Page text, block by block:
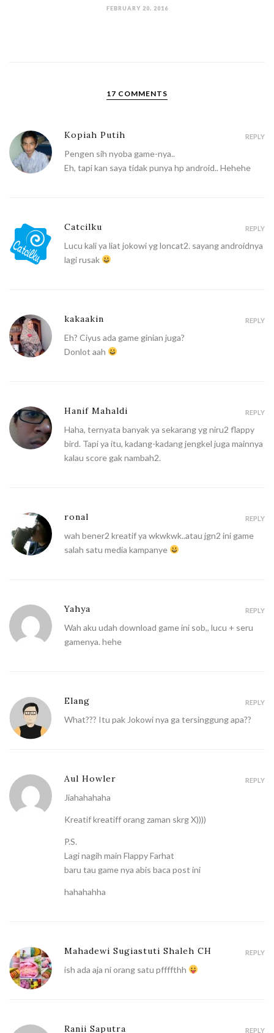
FEBRUARY 20, 2016
17 COMMENTS
Kopiah Putih
Pengen sih nyoba game-nya..
Eh, tapi kan saya tidak punya hp android.. Hehehe
REPLY
Catcilku
Lucu kali ya liat jokowi yg loncat2. sayang androidnya
lagi rusak
REPLY
kakaakin
Eh? Ciyus ada game ginian juga?
Donlot aah
REPLY
Hanif Mahaldi
Haha, ternyata banyak ya sekarang yg niru2 flappy
bird. Tapi ya itu, kadang-kadang jengkel juga mainnya
kalau score gak nambah2.
REPLY
ronal
wah bener2 kreatif ya wkwkwk..atau jgn2 ini game
salah satu media kampanye
REPLY
Yahya
Wah aku udah download game ini sob,, lucu + seru
gamenya. hehe
REPLY
Elang
What??? Itu pak Jokowi nya ga tersinggung apa??
REPLY
Aul Howler
Jiahahahaha
Kreatif kreatiff orang zaman skrg X))))
P.S.
Lagi nagih main Flappy Farhat
baru tau game nya abis baca post ini
hahahahha
REPLY
Mahadewi Sugiastuti Shaleh CH
ish ada aja ni orang satu pffffthh
REPLY
Ranii Saputra REPLY